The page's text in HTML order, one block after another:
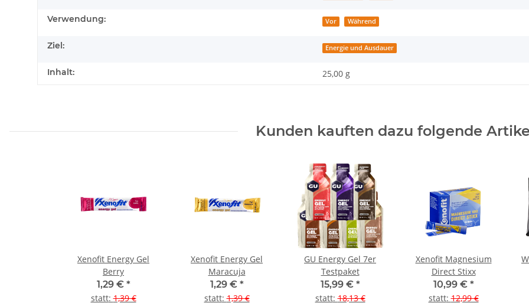
Verwendung: Vor Während
Ziel: Energie und Ausdauer
Inhalt: 25,00 g
Kunden kauften dazu folgende
Xenofit Energy Gel
Berry
1,29 € *
statt:1,39 €
Xenofit Energy Gel
Maracuja
1,29 € *
statt:1,39 €
GU Energy Gel 7er
Testpaket
15,99 € *
statt:18,13 €
Xenofit Magnesium
Direct Stixx
10,99 € *
statt:12,99 €